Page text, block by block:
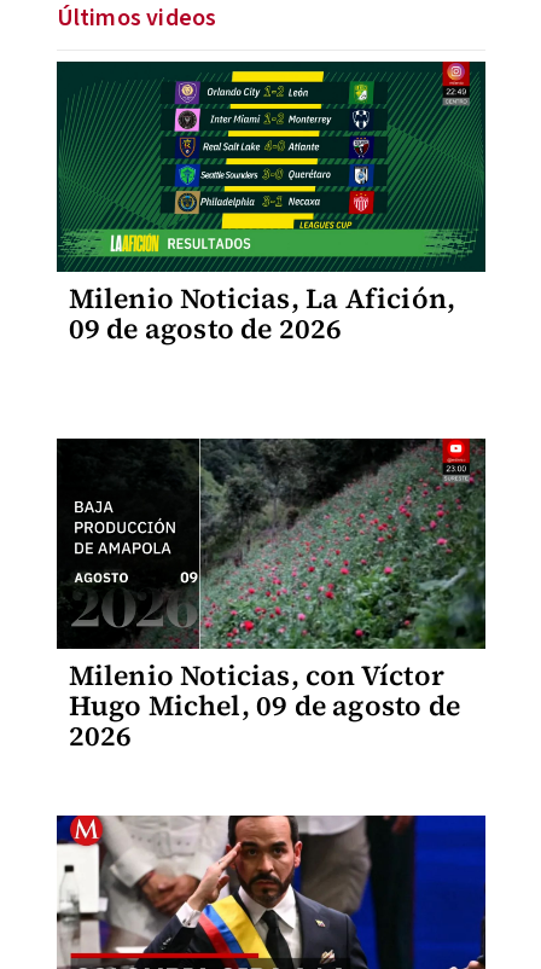
Últimos videos
Milenio Noticias, La Afición,
09 de agosto de 2026
Milenio Noticias, con Víctor
Hugo Michel, 09 de agosto de
2026